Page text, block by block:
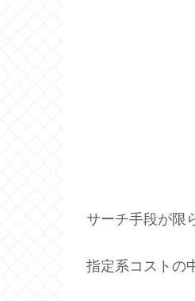
サーチ手段が限
指定系コストの